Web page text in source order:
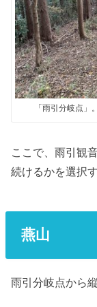
「雨引分岐点」
ここで、雨引観
続けるかを選択
燕山
雨引分岐点から